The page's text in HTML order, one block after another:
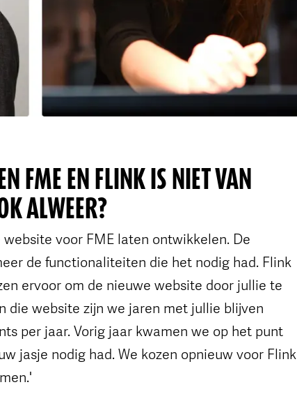
FME EN FLINK IS NIET VAN
ALWEER?
voor FME laten ontwikkelen. De
de functionaliteiten die het nodig had. Flink
ervoor om de nieuwe website door jullie te
die website zijn we jaren met jullie blijven
per jaar. Vorig jaar kwamen we op het punt
jasje nodig had. We kozen opnieuw voor Flink